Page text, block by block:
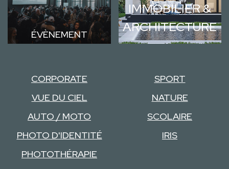
ÉVÈNEMENT
IMMOBILIER &
ARCHITECTURE
CORPORATE
SPORT
VUE DU CIEL
NATURE
AUTO / MOTO
SCOLAIRE
PHOTO D'IDENTITÉ
IRIS
PHOTOTHÉRAPIE